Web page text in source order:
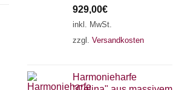
929,00€
inkl. MwSt.
zzgl. Versandkosten
Harmonieharfe